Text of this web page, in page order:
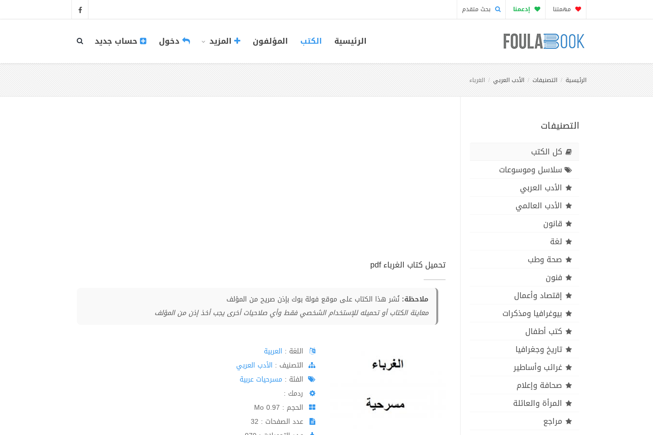
مهمتنا إدعمنا بحث متقدم
الرئيسية الكتب المؤلفون المزيد دخول حساب جديد
الرئيسية التصنيفات الأدب العربي الغرباء
التصنيفات
كل الكتب
سلاسل وموسوعات
الأدب العربي
الأدب العالمي
قانون
لغة
صحة وطب
فنون
إقتصاد وأعمال
بيوغرافيا ومذكرات
كتب أطفال
تاريخ وجغرافيا
غرائب وأساطير
صحافة وإعلام
المرأة والعائلة
مراجع
تحميل كتاب الغرباء pdf
ملاحظة: نُشر هذا الكتاب على موقع فولة بوك بإذن صريح من المؤلف
معاينة الكتاب أو تحميله للإستخدام الشخصي فقط وأي صلاحيات أخرى يجب أخذ إذن من المؤلف
اللغة : العربية
اﻟﺘﺼﻨﻴﻒ : الأدب العربي
الفئة : مسرحيات عربية
ردمك :
الحجم : 0.97 Mo
عدد الصفحات : 32